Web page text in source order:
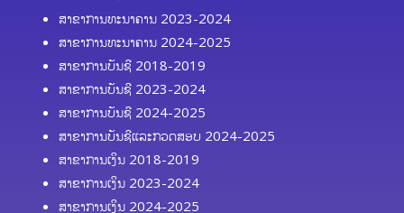
ສາຂາການທະນາຄານ 2023-2024
ສາຂາການທະນາຄານ 2024-2025
ສາຂາການບັນຊີ 2018-2019
ສາຂາການບັນຊີ 2023-2024
ສາຂາການບັນຊີ 2024-2025
ສາຂາການບັນຊີແລະກວດສອບ 2024-2025
ສາຂາການເງິນ 2018-2019
ສາຂາການເງິນ 2023-2024
ສາຂາການເງິນ 2024-2025